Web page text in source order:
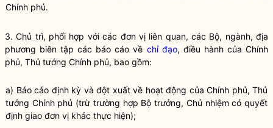
Chính phủ.
3. Chủ trì, phối hợp với các đơn vị liên quan, các Bộ, ngành, địa
phương biên tập các báo cáo về chỉ đạo, điều hành của Chính
phủ, Thủ tướng Chính phủ, bao gồm:
a) Báo cáo định kỳ và đột xuất về hoạt động của Chính phủ, Thủ
tướng Chính phủ (trừ trường hợp Bộ trưởng, Chủ nhiệm có quyết
định giao đơn vị khác thực hiện);